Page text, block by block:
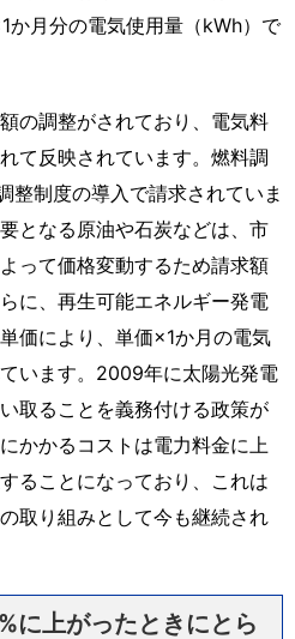
か月分の電気使用量（kWh）で
の調整がされており、電気料
て反映されています。燃料調
整制度の導入で請求されていま
となる原油や石炭などは、市
って価格変動するため請求額
に、再生可能エネルギー発電
価により、単価×1か月の電気
います。2009年に太陽光発電
取ることを義務付ける政策が
かかるコストは電力料金に上
ることになっており、これは
取り組みとして今も継続され
に上がったときにとら